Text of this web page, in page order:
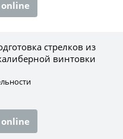
стрелков из
винтовки